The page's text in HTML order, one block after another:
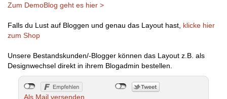
Zum DemoBlog geht es hier >
Falls du Lust auf Bloggen und genau das Layout hast, klicke hier
zum Shop
Unsere Bestandskunden/-Blogger können das Layout z.B. als
Designwechsel direkt in ihrem Blogadmin bestellen.
Als Mail versenden